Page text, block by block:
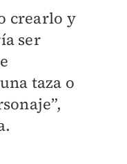
crearlo y
ser
taza o